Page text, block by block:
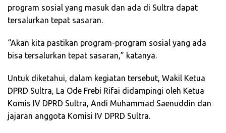
program sosial yang masuk dan ada di Sultra dapat
tersalurkan tepat sasaran.
“Akan kita pastikan program-program sosial yang ada
bisa tersalurkan tepat sasaran,” katanya.
Untuk diketahui, dalam kegiatan tersebut, Wakil Ketua
DPRD Sultra, La Ode Frebi Rifai didampingi oleh Ketua
Komis IV DPRD Sultra, Andi Muhammad Saenuddin dan
jajaran anggota Komisi IV DPRD Sultra.